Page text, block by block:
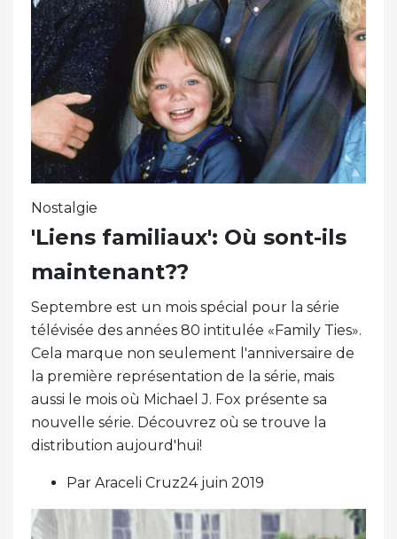
Nostalgie
'Liens familiaux': Où sont-ils
maintenant??
Septembre est un mois spécial pour la série
télévisée des années 80 intitulée «Family Ties».
Cela marque non seulement l'anniversaire de
la première représentation de la série, mais
aussi le mois où Michael J. Fox présente sa
nouvelle série. Découvrez où se trouve la
distribution aujourd'hui!
Par Araceli Cruz24 juin 2019